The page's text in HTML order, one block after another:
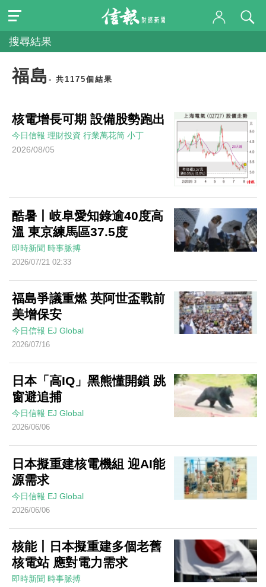
搜尋結果
福島 - 共1175個結果
核電增長可期 設備股勢跑出
今日信報 理財投資 行業萬花筒 小丁
2026/08/05
酷暑丨岐阜愛知錄逾40度高
溫 東京練馬區37.5度
即時新聞 時事脈搏
2026/07/21 02:33
福島爭議重燃 英阿世盃戰前
美增保安
今日信報 EJ Global
2026/07/16
日本「高IQ」黑熊懂開鎖 跳
窗避追捕
今日信報 EJ Global
2026/06/06
日本擬重建核電機組 迎AI能
源需求
今日信報 EJ Global
2026/06/06
核能丨日本擬重建多個老舊
核電站 應對電力需求
即時新聞 時事脈搏